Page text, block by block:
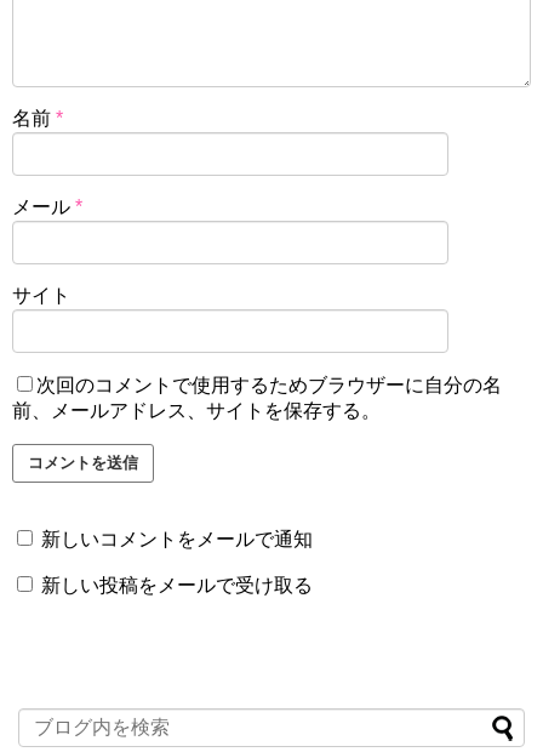
名前 *
メール *
サイト
次回のコメントで使用するためブラウザーに自分の名
前、メールアドレス、サイトを保存する。
新しいコメントをメールで通知
新しい投稿をメールで受け取る